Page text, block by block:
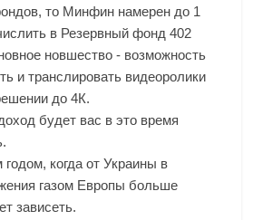
то Минфин намерен до 1
в Резервный фонд 402
новшество - возможность
и транслировать видеоролики
до 4К.
будет вас в это время
когда от Украины в
газом Европы больше
зависеть.